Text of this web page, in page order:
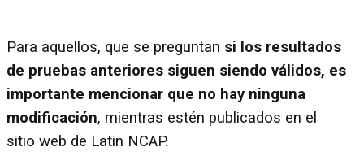
Para aquellos, que se preguntan si los resultados
de pruebas anteriores siguen siendo válidos, es
importante mencionar que no hay ninguna
modificación, mientras estén publicados en el
sitio web de Latin NCAP.